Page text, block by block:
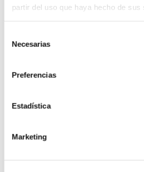
partir del uso que haya hecho de sus
Necesarias
Preferencias
Estadística
Marketing